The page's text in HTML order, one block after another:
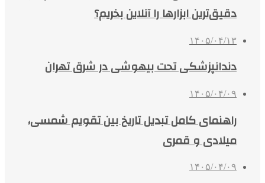
دقیق‌ترین ابزارها را آنلاین بخریم؟
۱۴۰۵/۰۴/۱۳
دندانپزشکی تحت بیهوشی در شرق تهران
۱۴۰۵/۰۴/۰۹
راهنمای کامل تبدیل تاریخ بین تقویم شمسی،
میلادی و قمری
۱۴۰۵/۰۴/۰۹